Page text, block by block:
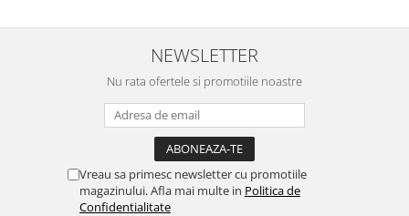
NEWSLETTER
Nu rata ofertele si promotiile noastre
Vreau sa primesc newsletter cu promotiile
magazinului. Afla mai multe in Politica de
Confidentialitate